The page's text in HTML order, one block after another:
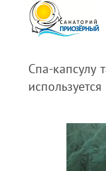
Спа-капсулу